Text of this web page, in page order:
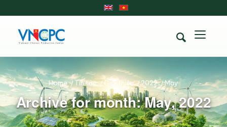
Archive for month: May, 2022
Home / Tin tức /Giới thiệu /2022 /May